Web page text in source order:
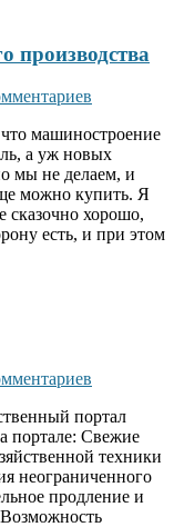
производства
машиностроение
а уж новых
мы не делаем, и
можно купить. Я
сказочно хорошо,
есть, и при этом
портал
портале: Свежие
техники
неограниченного
продление и